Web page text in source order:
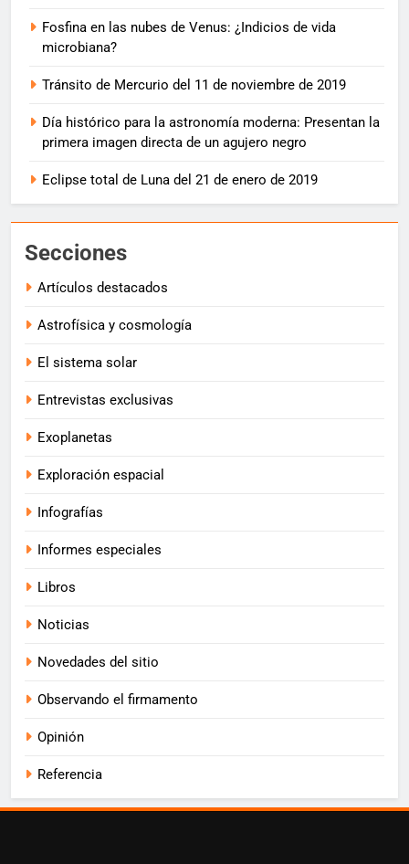
Fosfina en las nubes de Venus: ¿Indicios de vida
microbiana?
Tránsito de Mercurio del 11 de noviembre de 2019
Día histórico para la astronomía moderna: Presentan la
primera imagen directa de un agujero negro
Eclipse total de Luna del 21 de enero de 2019
Secciones
Artículos destacados
Astrofísica y cosmología
El sistema solar
Entrevistas exclusivas
Exoplanetas
Exploración espacial
Infografías
Informes especiales
Libros
Noticias
Novedades del sitio
Observando el firmamento
Opinión
Referencia